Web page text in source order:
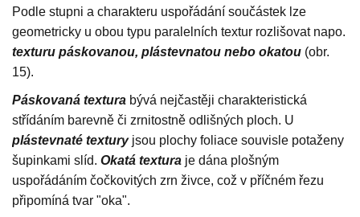
Podle stupni a charakteru uspořádání součástek lze
geometricky u obou typu paralelních textur rozlišovat napo.
texturu páskovanou, plástevnatou nebo okatou (obr.
15).
Páskovaná textura bývá nejčastěji charakteristická
střídáním barevně či zrnitostně odlišných ploch. U
plástevnaté texturyjsou plochy foliace souvisle potaženy
šupinkami slíd. Okatá textura je dána plošným
uspořádáním čočkovitých zrn živce, což v příčném řezu
připomíná tvar "oka".